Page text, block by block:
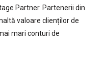
Partner. Partenerii din
valoare clienților de
mari conturi de